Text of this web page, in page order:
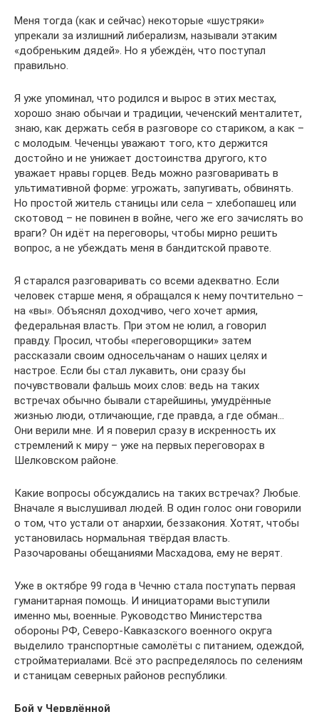
Меня тогда (как и сейчас) некоторые «шустряки»
упрекали за излишний либерализм, называли этаким
«добреньким дядей». Но я убеждён, что поступал
правильно.
Я уже упоминал, что родился и вырос в этих местах,
хорошо знаю обычаи и традиции, чеченский менталитет,
знаю, как держать себя в разговоре со стариком, а как –
с молодым. Чеченцы уважают того, кто держится
достойно и не унижает достоинства другого, кто
уважает нравы горцев. Ведь можно разговаривать в
ультимативной форме: угрожать, запугивать, обвинять.
Но простой житель станицы или села – хлебопашец или
скотовод – не повинен в войне, чего же его зачислять во
враги? Он идёт на переговоры, чтобы мирно решить
вопрос, а не убеждать меня в бандитской правоте.
Я старался разговаривать со всеми адекватно. Если
человек старше меня, я обращался к нему почтительно –
на «вы». Объяснял доходчиво, чего хочет армия,
федеральная власть. При этом не юлил, а говорил
правду. Просил, чтобы «переговорщики» затем
рассказали своим односельчанам о наших целях и
настрое. Если бы стал лукавить, они сразу бы
почувствовали фальшь моих слов: ведь на таких
встречах обычно бывали старейшины, умудрённые
жизнью люди, отличающие, где правда, а где обман…
Они верили мне. И я поверил сразу в искренность их
стремлений к миру – уже на первых переговорах в
Шелковском районе.
Какие вопросы обсуждались на таких встречах? Любые.
Вначале я выслушивал людей. В один голос они говорили
о том, что устали от анархии, беззакония. Хотят, чтобы
установилась нормальная твёрдая власть.
Разочарованы обещаниями Масхадова, ему не верят.
Уже в октябре 99 года в Чечню стала поступать первая
гуманитарная помощь. И инициаторами выступили
именно мы, военные. Руководство Министерства
обороны РФ, Северо-Кавказского военного округа
выделило транспортные самолёты с питанием, одеждой,
стройматериалами. Всё это распределялось по селениям
и станицам северных районов республики.
Бой у Червлённой